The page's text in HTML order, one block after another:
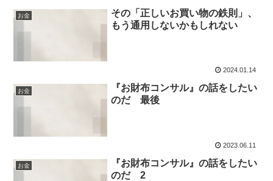
お金
その「正しいお買い物の鉄則」、
もう通用しないかもしれない
2024.01.14
お金
『お財布コンサル』の話をしたい
のだ 最後
2023.06.11
お金
『お財布コンサル』の話をしたい
のだ 2